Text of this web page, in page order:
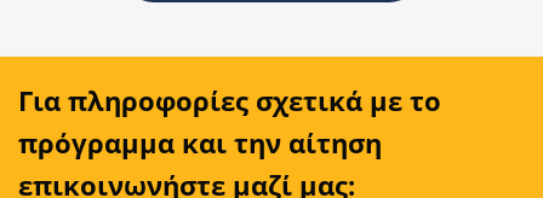
Για πληροφορίες σχετικά με το
πρόγραμμα και την αίτηση
επικοινωνήστε μαζί μας: